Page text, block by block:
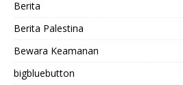
Berita
Berita Palestina
Bewara Keamanan
bigbluebutton